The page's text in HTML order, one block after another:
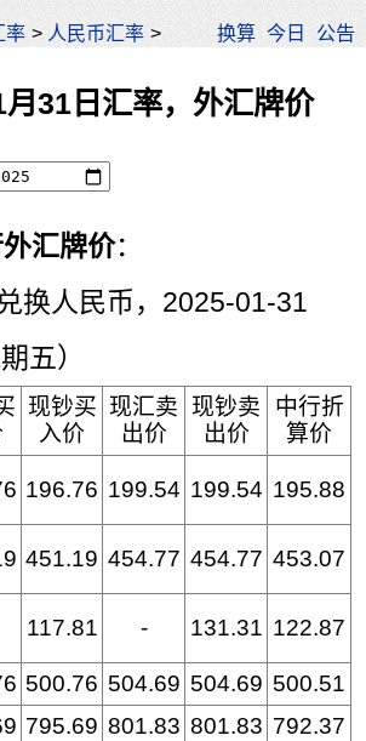
率 > 人民币汇率 > 换算 今日 公告
31日汇率，外汇牌价
汇牌价：
人民币，2025-01-31
五）
现钞买
入价
现汇卖
出价
现钞卖
出价
中行折
算价
196.76 199.54 199.54 195.88
451.19 454.77 454.77 453.07
117.81 - 131.31 122.87
500.76 504.69 504.69 500.51
795.69 801.83 801.83 792.37